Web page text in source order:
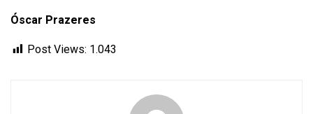
Óscar Prazeres
Post Views: 1.043